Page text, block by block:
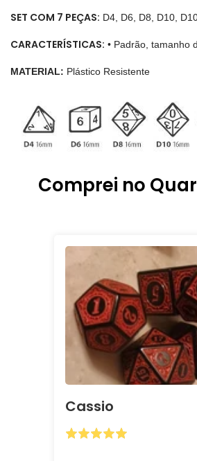
SET COM 7 PEÇAS: D4, D6, D8, D10,
CARACTERÍSTICAS: • Padrão, tamanho
MATERIAL: Plástico Resistente
Comprei no
Cassio